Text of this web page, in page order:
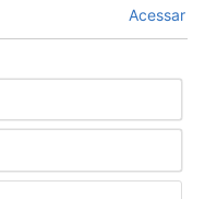
Acessar
m
*a